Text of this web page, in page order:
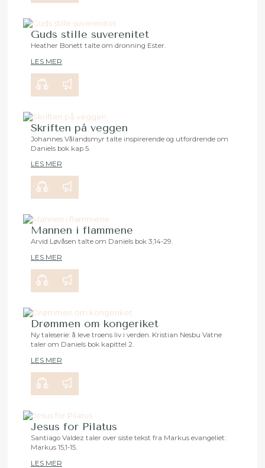
Guds stille suverenitet
00:00
Heather Bonett talte om dronning Ester.
LES MER
Skriften på veggen
Johannes Vålandsmyr talte inspirerende og utfordrende om
Daniels bok kap 5.
LES MER
Mannen i flammene
00:00
Arvid Løvåsen talte om Daniels bok 3,14-29.
LES MER
Drømmen om kongeriket
Ny taleserie: å leve troens liv i verden. Kristian Nesbu Vatne
taler om Daniels bok kapittel 2.
LES MER
Jesus for Pilatus
Santiago Valdez taler over siste tekst fra Markus evangeliet:
Markus 15,1-15.
LES MER